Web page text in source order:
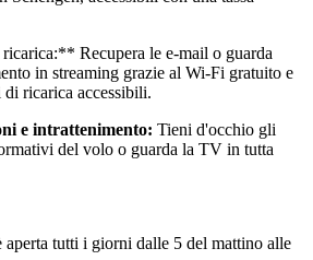
Recupera le e-mail o guarda
in streaming grazie al Wi-Fi gratuito e
di ricarica accessibili.
e intrattenimento: Tieni d'occhio gli
del volo o guarda la TV in tutta
aperta tutti i giorni dalle 5 del mattino alle